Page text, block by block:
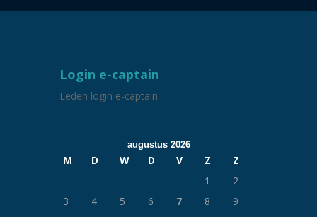
Login e-captain
Leden login e-captain
augustus 2026
M D W D V Z
Z
1
2
3
4 5 6 7 8
9